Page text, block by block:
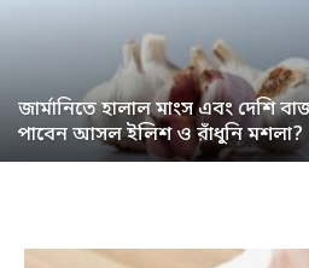
জার্মানিতে হালাল মাংস এবং দেশি
পাবেন আসল ইলিশ ও রাঁধুনি মশলা?